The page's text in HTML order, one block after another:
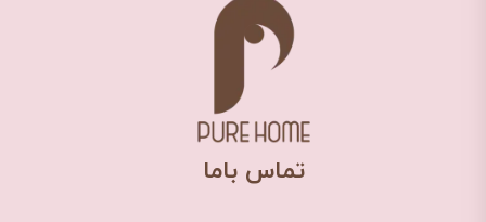
​تماس باما